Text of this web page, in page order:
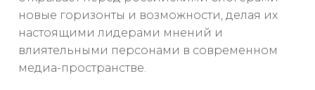
новые горизонты и возможности, делая их
настоящими лидерами мнений и
влиятельными персонами в современном
медиа-пространстве.